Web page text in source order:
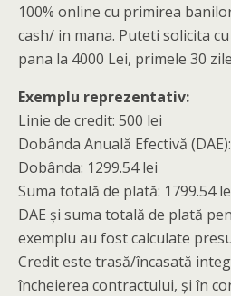
100% online cu primirea
cash/ in mana. Puteti solicita
pana la 4000 Lei, primele 30
Exemplu reprezentativ:
Linie de credit: 500 lei
Dobânda Anuală Efectivă
Dobânda: 1299.54 lei
Suma totală de plată: 1799.54
DAE și suma totală de plată
exemplu au fost calculate
Credit este trasă/încasată
încheierea contractului, și în